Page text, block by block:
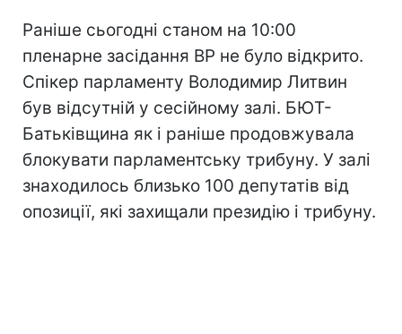
Раніше сьогодні станом на 10:00
пленарне засідання ВР не було відкрито.
Спікер парламенту Володимир Литвин
був відсутній у сесійному залі. БЮТ-
Батьківщина як і раніше продовжувала
блокувати парламентську трибуну. У залі
знаходилось близько 100 депутатів від
опозиції, які захищали президію і трибуну.